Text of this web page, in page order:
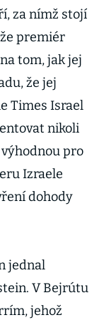
za nímž stojí
premiér
tom, jak jej
že jej
Times Israel
nikoli
výhodnou pro
Izraele
dohody
jednal
V Bejrútu
jehož